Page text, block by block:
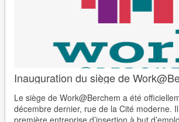
Inauguration du siège de
Le siège de Work@Berchem a été
décembre dernier, rue de la Cité moderne. Il
première entreprise d’insertion à but